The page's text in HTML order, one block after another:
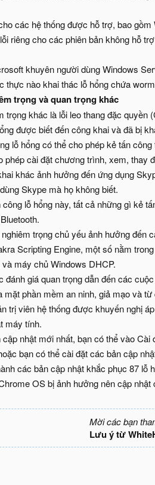
các hệ thống được hỗ trợ, bao
riêng cho các phiên bản không hỗ
khuyên người dùng Windows
thực nào khai thác lỗ hổng chứa
trọng và quan trọng khác
trọng khác là lỗi leo thang đặc
được biết đến công khai và đã bị
lỗ hổng có thể cho phép kẻ tấn
phép cài đặt chương trình, xem, thay
khác ảnh hưởng đến ứng dụng
Skype mà họ không biết.
lỗ hổng này, tất cả những gì kẻ
trọng chủ yếu ảnh hưởng đến
Scripting Engine, một số nằm
máy chủ Windows DHCP.
đánh giá quan trọng dẫn đến các
mặt phần mềm an ninh, giả mạo và
trị viên hệ thống được khuyến nghị
máy tính.
nhật mới nhất, bạn có thể vào
bạn có thể cài đặt các bản cập
các bản cập nhật khắc phục 87
OS bị ảnh hưởng nên cập
Mời các bạn
Lưu ý từ